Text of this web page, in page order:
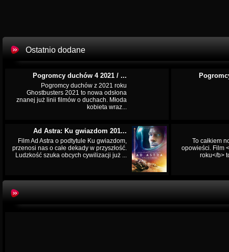
Ostatnio dodane
Pogromcy duchów 4 2021 / ...
Pogromcy duchów z 2021 roku
Ghostbusters 2021 to nowa odsłona
znanej już linii filmów o duchach. Młoda
kobieta wraz...
Ad Astra: Ku gwiazdom 201...
Film Ad Astra o podtytule Ku gwiazdom,
przenosi nas o całe dekady w przyszłość.
Ludzkość szuka obcych cywilizacji już ...
To całkiem
opowieści. Film
roku</b>